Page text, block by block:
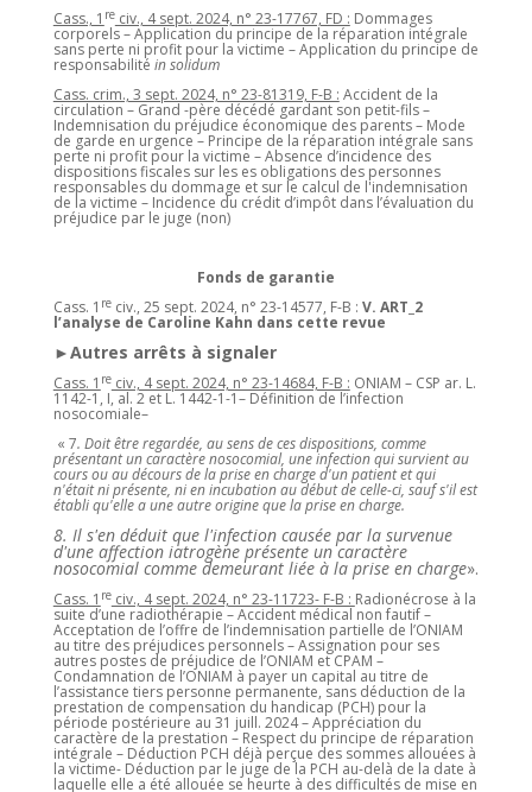
Cass., 1 reciv., 4 sept. 2024, n° 23-17767, FD : Dommages
corporels – Application du principe de la réparation intégrale
sans perte ni profit pour la victime – Application du principe de
responsabilité in solidum
Cass. crim., 3 sept. 2024, n° 23-81319, F-B : Accident de la
circulation – Grand -père décédé gardant son petit-fils –
Indemnisation du préjudice économique des parents – Mode
de garde en urgence – Principe de la réparation intégrale sans
perte ni profit pour la victime – Absence d’incidence des
dispositions fiscales sur les es obligations des personnes
responsables du dommage et sur le calcul de l'indemnisation
de la victime – Incidence du crédit d’impôt dans l’évaluation du
préjudice par le juge (non)
Fonds de garantie
Cass. 1 reciv., 25 sept. 2024, n° 23-14577, F-B : V. ART_2
l’analyse de Caroline Kahn dans cette revue
►Autres arrêts à signaler
Cass. 1 reciv., 4 sept. 2024, n° 23-14684, F-B : ONIAM – CSP ar. L.
1142-1, I, al. 2 et L. 1442-1-1– Définition de l’infection
nosocomiale–
« 7. Doit être regardée, au sens de ces dispositions, comme
présentant un caractère nosocomial, une infection qui survient au
cours ou au décours de la prise en charge d'un patient et qui
n'était ni présente, ni en incubation au début de celle-ci, sauf s'il est
établi qu'elle a une autre origine que la prise en charge.
8. Il s'en déduit que l'infection causée par la survenue
d'une affection iatrogène présente un caractère
nosocomial comme demeurant liée à la prise en charge».
Cass. 1 reciv., 4 sept. 2024, n° 23-11723- F-B : Radionécrose à la
suite d’une radiothérapie – Accident médical non fautif –
Acceptation de l’offre de l’indemnisation partielle de l’ONIAM
au titre des préjudices personnels – Assignation pour ses
autres postes de préjudice de l’ONIAM et CPAM –
Condamnation de l’ONIAM à payer un capital au titre de
l’assistance tiers personne permanente, sans déduction de la
prestation de compensation du handicap (PCH) pour la
période postérieure au 31 juill. 2024 – Appréciation du
caractère de la prestation – Respect du principe de réparation
intégrale – Déduction PCH déjà perçue des sommes allouées à
la victime- Déduction par le juge de la PCH au-delà de la date à
laquelle elle a été allouée se heurte à des difficultés de mise en